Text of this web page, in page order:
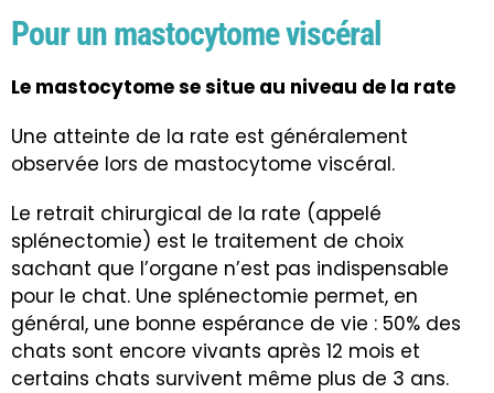
Pour un mastocytome viscéral
Le mastocytome se situe au niveau de la rate
Une atteinte de la rate est généralement
observée lors de mastocytome viscéral.
Le retrait chirurgical de la rate (appelé
splénectomie) est le traitement de choix
sachant que l’organe n’est pas indispensable
pour le chat. Une splénectomie permet, en
général, une bonne espérance de vie : 50% des
chats sont encore vivants après 12 mois et
certains chats survivent même plus de 3 ans.